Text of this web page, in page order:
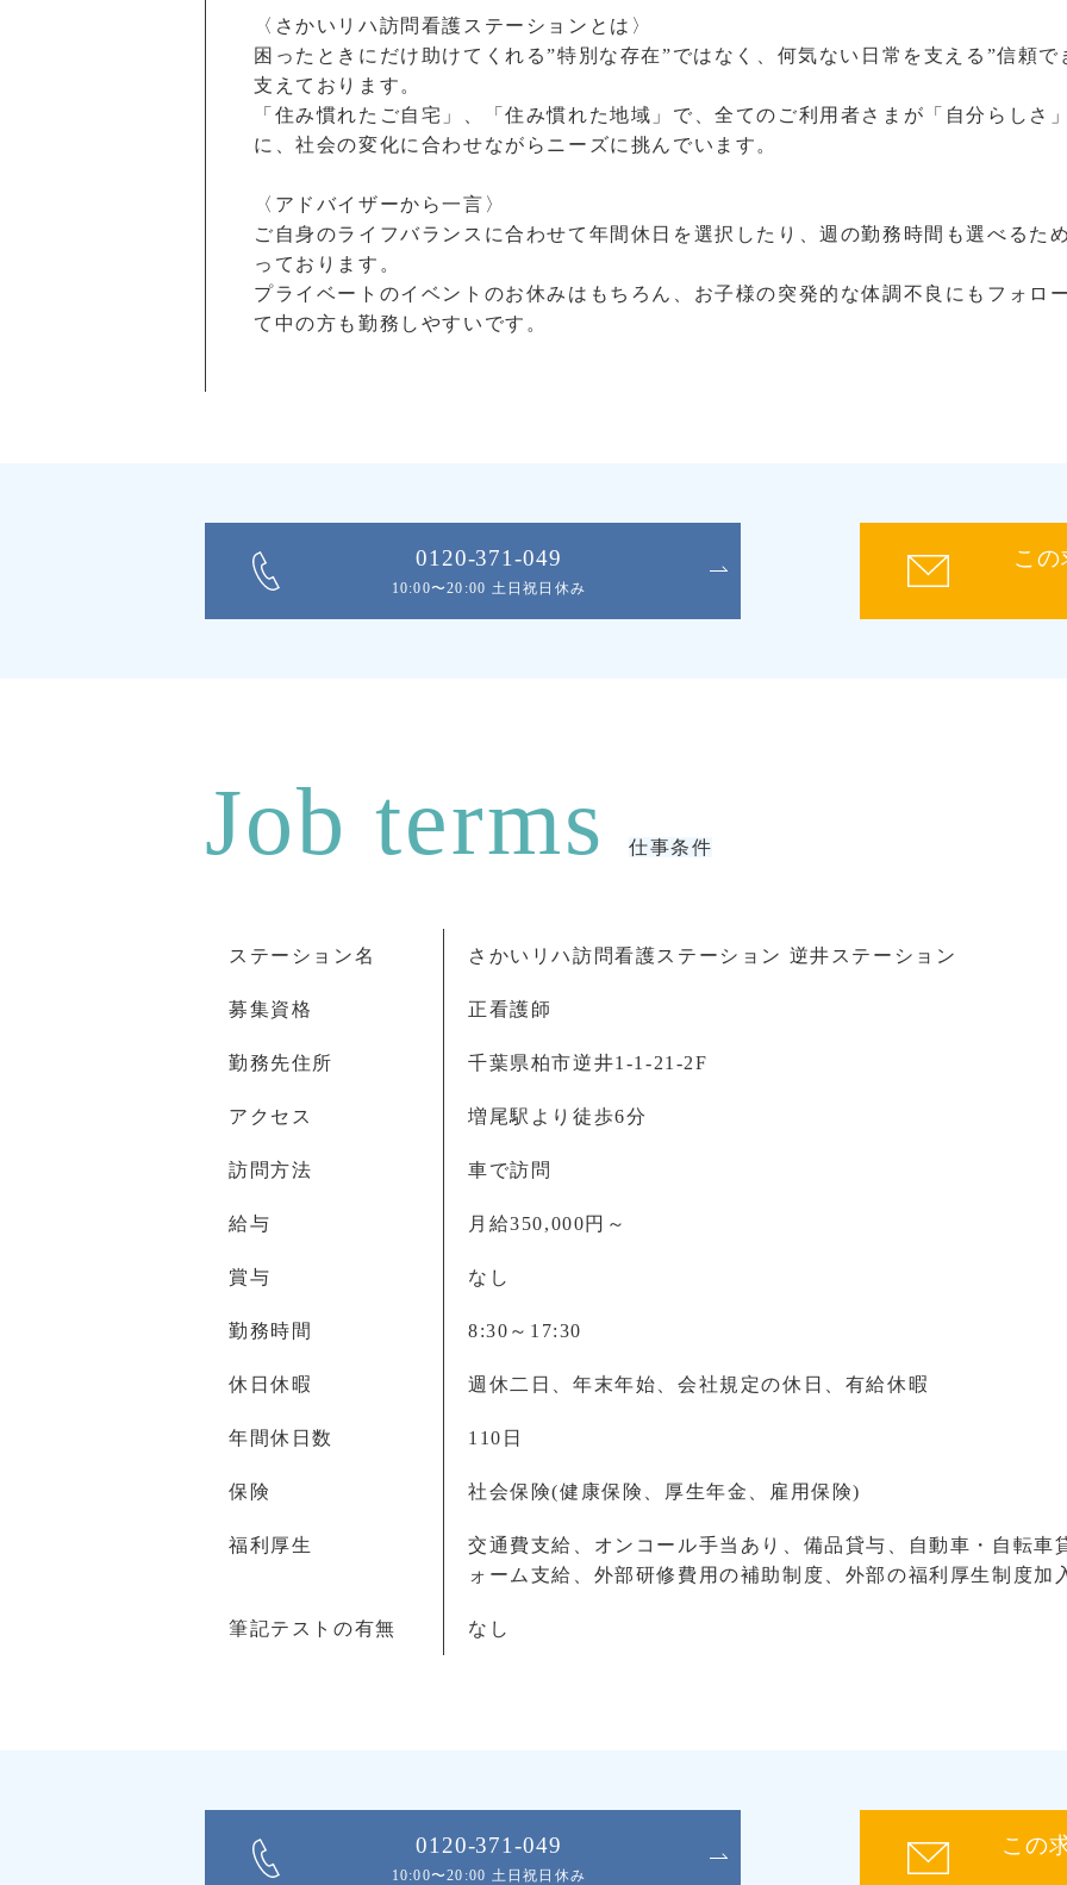
〈さかいリハ訪問看護ステーションとは〉
困ったときにだけ助けてくれる”特別な存在”ではなく、何気ない日常を支える”信頼
支えております。
「住み慣れたご自宅」、「住み慣れた地域」で、全てのご利用者さまが「自分らしさ
に、社会の変化に合わせながらニーズに挑んでいます。
〈アドバイザーから一言〉
ご自身のライフバランスに合わせて年間休日を選択したり、週の勤務時間も選べるた
っております。
プライベートのイベントのお休みはもちろん、お子様の突発的な体調不良にもフォロ
て中の方も勤務しやすいです。
0120-371-049
10:00〜20:00 土日祝日休み
こ
仕事条件
ステーション名 さかいリハ訪問看護ステーション 逆井ステーション
募集資格 正看護師
勤務先住所 千葉県柏市逆井1-1-21-2F
アクセス 増尾駅より徒歩6分
訪問方法 車で訪問
給与 月給350,000円～
賞与 なし
勤務時間 8:30～17:30
休日休暇 週休二日、年末年始、会社規定の休日、有給休暇
年間休日数 110日
保険 社会保険(健康保険、厚生年金、雇用保険)
福利厚生
交通費支給、オンコール手当あり、備品貸与、自動車・自転車
ォーム支給、外部研修費用の補助制度、外部の福利厚生制度加
筆記テストの有無 なし
0120-371-049
10:00〜20:00 土日祝日休み
この